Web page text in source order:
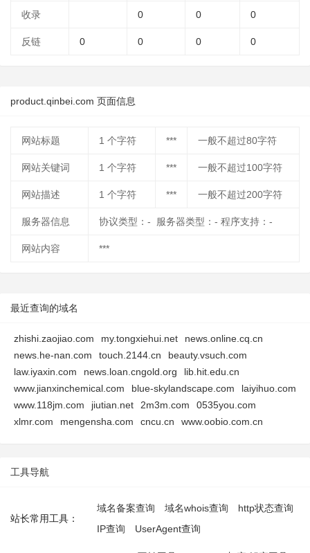
收录 0 0 0
反链 0 0 0 0
product.qinbei.com 页面信息
网站标题 1 个字符 *** 一般不超过80字符
网站关键词 1 个字符 *** 一般不超过100字符
网站描述 1 个字符 *** 一般不超过200字符
服务器信息 协议类型：- 服务器类型：- 程序支持：-
网站内容 ***
最近查询的域名
zhishi.zaojiao.com my.tongxiehui.net
news.online.cq.cn
news.he-nan.com
touch.2144.cn
beauty.vsuch.com
law.iyaxin.com
news.loan.cngold.org
lib.hit.edu.cn
www.jianxinchemical.com
blue-skylandscape.com
laiyihuo.com
www.118jm.com
jiutian.net 2m3m.com
0535you.com
xlmr.com
mengensha.com cncu.cn www.oobio.com.cn
工具导航
站长常用工具：
域名备案查询 域名whois查询
http状态查询
IP查询
UserAgent查询